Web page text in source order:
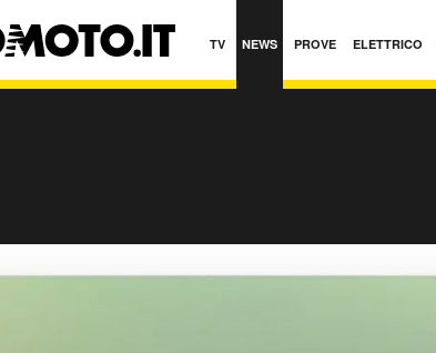
TV NEWS PROVE ELETTRICO